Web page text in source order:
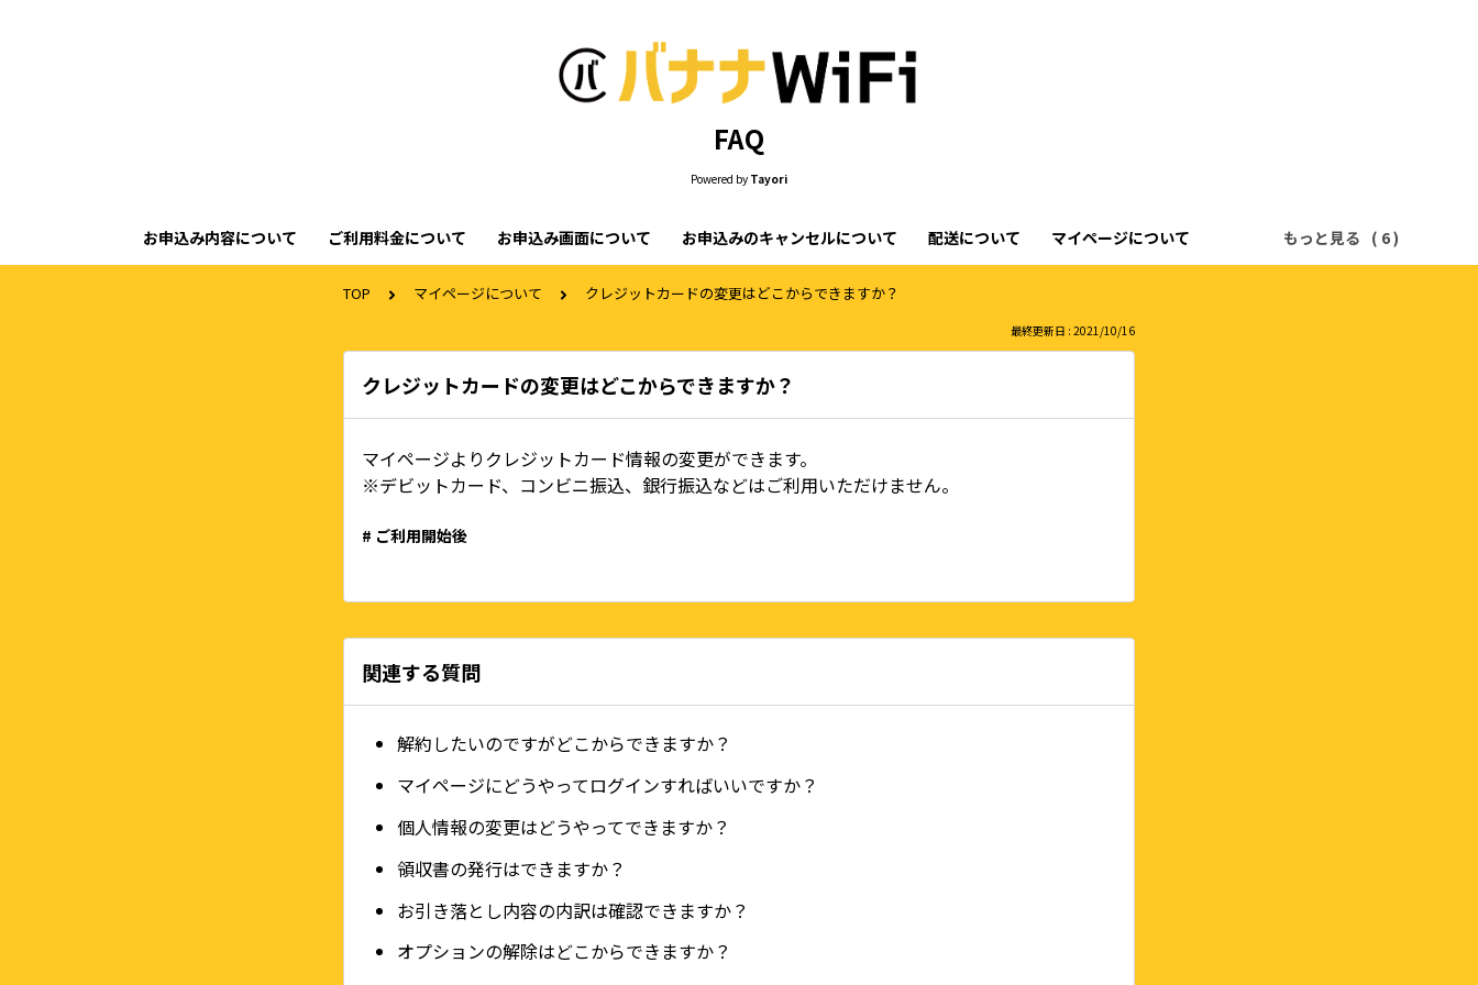
FAQ
Powered by Tayori
お申込み内容について ご利用料金について お申込み画面について お申込みのキャンセルについて 配送について マイページについて もっと見る
TOP マイページについて クレジットカードの変更はどこからできますか？
最終更新日 : 2021/10/16
クレジットカードの変更はどこからできますか？
マイページよりクレジットカード情報の変更ができます。
※デビットカード、コンビニ振込、銀行振込などはご利用いただけません。
# ご利用開始後
関連する質問
解約したいのですがどこからできますか？
マイページにどうやってログインすればいいですか？
個人情報の変更はどうやってできますか？
領収書の発行はできますか？
お引き落とし内容の内訳は確認できますか？
オプションの解除はどこからできますか？